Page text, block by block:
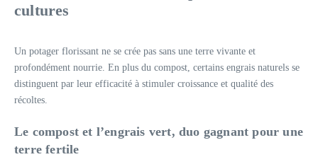
cultures
Un potager florissant ne se crée pas sans une terre vivante et
profondément nourrie. En plus du compost, certains engrais naturels se
distinguent par leur efficacité à stimuler croissance et qualité des
récoltes.
Le compost et l’engrais vert, duo gagnant pour une
terre fertile